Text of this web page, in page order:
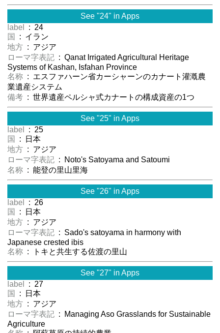
See "24" in Apps
label
: 24
国
: イラン
地方 : アジア
ローマ字表記 : Qanat Irrigated Agricultural Heritage
Systems of Kashan, Isfahan Province
名称 : エスファハーン省カーシャーンのカナート灌漑農
業遺産システム
備考 : 世界遺産ペルシャ式カナートの構成資産の1つ
See "25" in Apps
label
: 25
国
: 日本
地方 : アジア
ローマ字表記 : Noto's Satoyama and Satoumi
名称 : 能登の里山里海
See "26" in Apps
label
: 26
国
: 日本
地方 : アジア
ローマ字表記 : Sado's satoyama in harmony with
Japanese crested ibis
名称 : トキと共生する佐渡の里山
See "27" in Apps
label
: 27
国
: 日本
地方 : アジア
ローマ字表記 : Managing Aso Grasslands for Sustainable
Agriculture